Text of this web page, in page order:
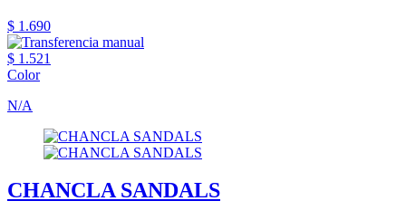
$ 1.690
$ 1.521
Color
N/A
CHANCLA SANDALS